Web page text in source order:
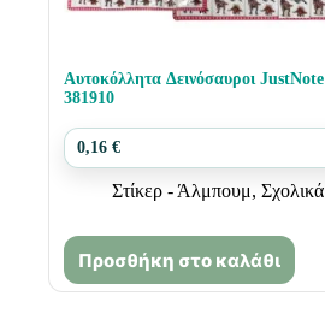
Αυτοκόλλητα Δεινόσαυροι JustNote
381910
0,16 €
Στίκερ - Άλμπουμ, Σχολικά
Προσθήκη στο καλάθι